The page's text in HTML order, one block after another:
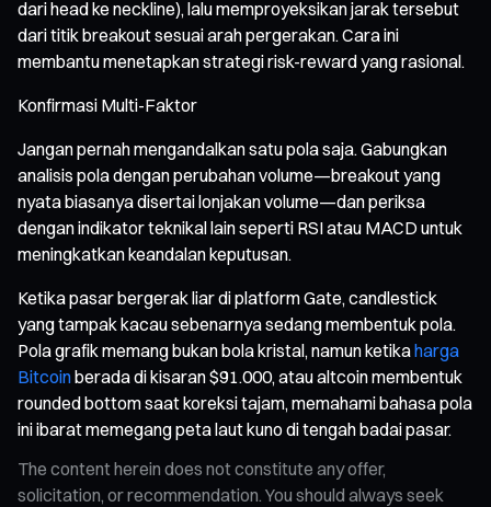
dari head ke neckline), lalu memproyeksikan jarak tersebut
dari titik breakout sesuai arah pergerakan. Cara ini
membantu menetapkan strategi risk-reward yang rasional.
Konfirmasi Multi-Faktor
Jangan pernah mengandalkan satu pola saja. Gabungkan
analisis pola dengan perubahan volume—breakout yang
nyata biasanya disertai lonjakan volume—dan periksa
dengan indikator teknikal lain seperti RSI atau MACD untuk
meningkatkan keandalan keputusan.
Ketika pasar bergerak liar di platform Gate, candlestick
yang tampak kacau sebenarnya sedang membentuk pola.
Pola grafik memang bukan bola kristal, namun ketikaharga
Bitcoinberada di kisaran $91.000, atau altcoin membentuk
rounded bottom saat koreksi tajam, memahami bahasa pola
ini ibarat memegang peta laut kuno di tengah badai pasar.
The content herein does not constitute any offer,
solicitation, or recommendation. You should always seek